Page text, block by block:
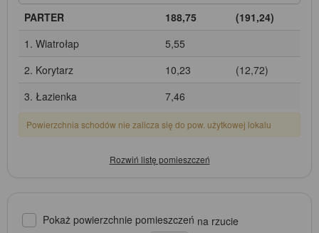
PARTER
188,75
(191,24)
1. Wiatrołap
5,55
2. Korytarz
10,23
(12,72)
3. Łazienka
7,46
Powierzchnia schodów nie zalicza się do pow. użytkowej lokalu
Pokaż powierzchnie pomieszczeń na rzucie